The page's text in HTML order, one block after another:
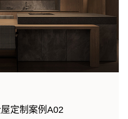
屋定制案例A02